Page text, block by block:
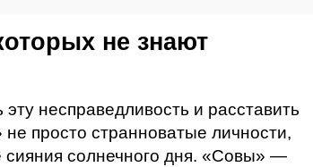
не знают
несправедливость и расставить
просто странноватые личности,
солнечного дня. «Совы» —